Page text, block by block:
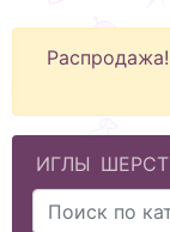
ИГЛЫ